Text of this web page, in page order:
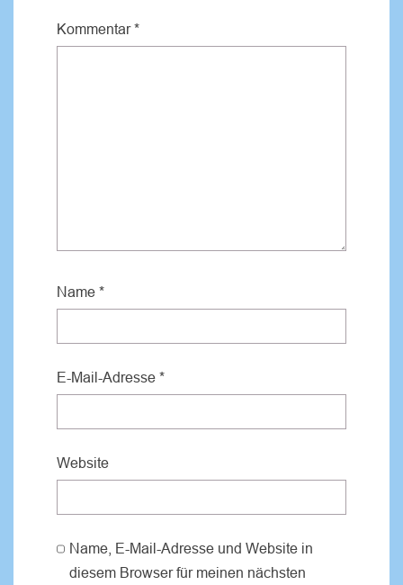
Kommentar*
Name *
E-Mail-Adresse *
Website
Name, E-Mail-Adresse und Website in
diesem Browser für meinen nächsten